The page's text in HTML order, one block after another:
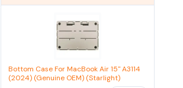
Bottom Case For MacBook Air 15" A3114
(2024) (Genuine OEM) (Starlight)